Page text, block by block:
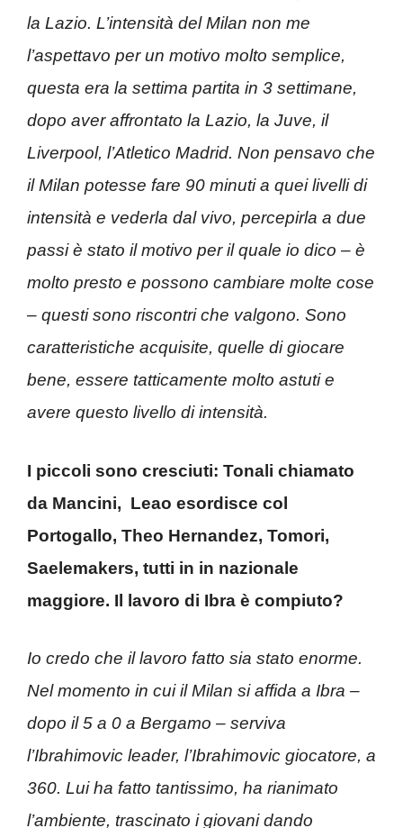
la Lazio. L’intensità del Milan non me
l’aspettavo per un motivo molto semplice,
questa era la settima partita in 3 settimane,
dopo aver affrontato la Lazio, la Juve, il
Liverpool, l’Atletico Madrid. Non pensavo che
il Milan potesse fare 90 minuti a quei livelli di
intensità e vederla dal vivo, percepirla a due
passi è stato il motivo per il quale io dico – è
molto presto e possono cambiare molte cose
– questi sono riscontri che valgono. Sono
caratteristiche acquisite, quelle di giocare
bene, essere tatticamente molto astuti e
avere questo livello di intensità.
I piccoli sono cresciuti: Tonali chiamato
da Mancini, Leao esordisce col
Portogallo, Theo Hernandez, Tomori,
Saelemakers, tutti in in nazionale
maggiore. Il lavoro di Ibra è compiuto?
Io credo che il lavoro fatto sia stato enorme.
Nel momento in cui il Milan si affida a Ibra –
dopo il 5 a 0 a Bergamo – serviva
l’Ibrahimovic leader, l’Ibrahimovic giocatore, a
360. Lui ha fatto tantissimo, ha rianimato
l’ambiente, trascinato i giovani dando